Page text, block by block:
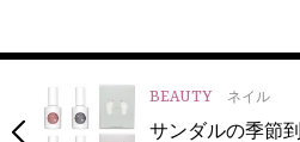
BEAUTY ネイル
サンダルの季節